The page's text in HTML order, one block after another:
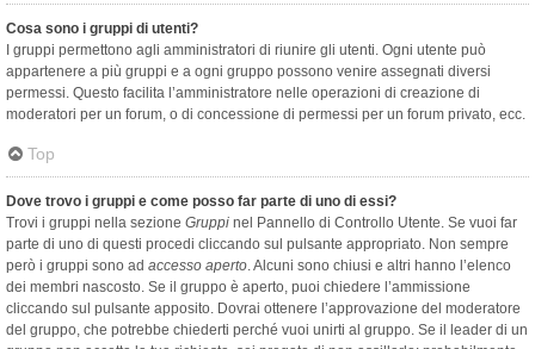
Cosa sono i gruppi di utenti?
I gruppi permettono agli amministratori di riunire gli utenti. Ogni utente può
appartenere a più gruppi e a ogni gruppo possono venire assegnati diversi
permessi. Questo facilita l’amministratore nelle operazioni di creazione di
moderatori per un forum, o di concessione di permessi per un forum privato, ecc.
Top
Dove trovo i gruppi e come posso far parte di uno di essi?
Trovi i gruppi nella sezione Gruppi nel Pannello di Controllo Utente. Se vuoi far
parte di uno di questi procedi cliccando sul pulsante appropriato. Non sempre
però i gruppi sono ad accesso aperto. Alcuni sono chiusi e altri hanno l’elenco
dei membri nascosto. Se il gruppo è aperto, puoi chiedere l’ammissione
cliccando sul pulsante apposito. Dovrai ottenere l’approvazione del moderatore
del gruppo, che potrebbe chiederti perché vuoi unirti al gruppo. Se il leader di un